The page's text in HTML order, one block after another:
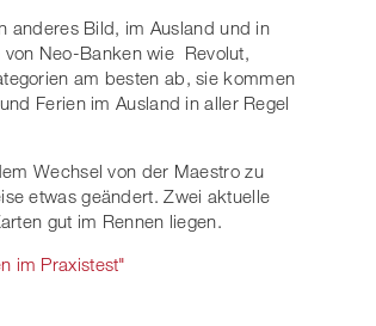
anderes Bild, im Ausland und in
Neo-Banken wie Revolut,
am besten ab, sie kommen
Ferien im Ausland in aller Regel
Wechsel von der Maestro zu
etwas geändert. Zwei aktuelle
gut im Rennen liegen.
im Praxistest"